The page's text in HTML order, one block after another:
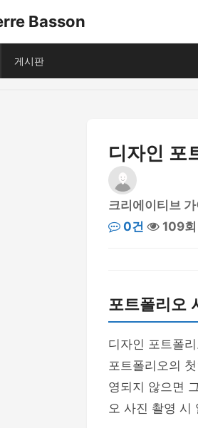
Basson
게시판
디자인 포
크리에이티브
0건
109회
포트폴리오
디자인 포트폴
포트폴리오의
영되지 않으면
오 사진 촬영 시